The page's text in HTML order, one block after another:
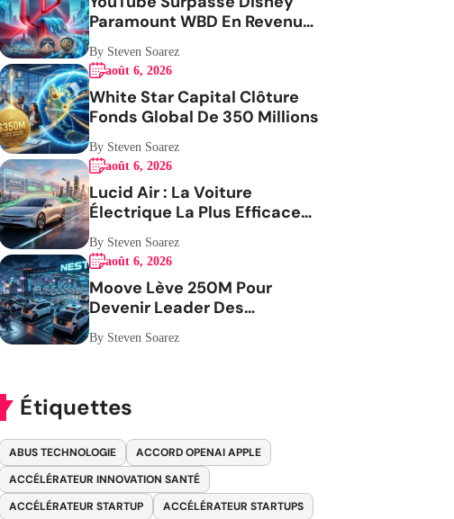
Paramount WBD En Revenus
Publicitaires
By Steven Soarez
août 6, 2026
White Star Capital Clôture
Fonds Global De 350 Millions
By Steven Soarez
août 6, 2026
Lucid Air : La Voiture
Électrique La Plus Efficace
Aux USA
By Steven Soarez
août 6, 2026
Moove Lève 250M Pour
Devenir Leader Des
Robotaxis
By Steven Soarez
Étiquettes
ABUS TECHNOLOGIE
ACCORD OPENAI APPLE
ACCÉLÉRATEUR INNOVATION SANTÉ
ACCÉLÉRATEUR STARTUP
ACCÉLÉRATEUR STARTUPS